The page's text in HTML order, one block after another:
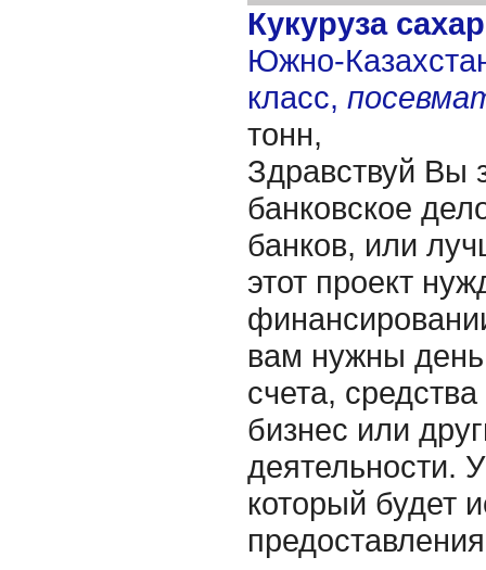
Кукуруза
Южно-
класс,
тонн,
Здравствуй Вы
банковское
банков, или
этот проект
вам нужны
счета,
бизнес или
деятельности.
который будет